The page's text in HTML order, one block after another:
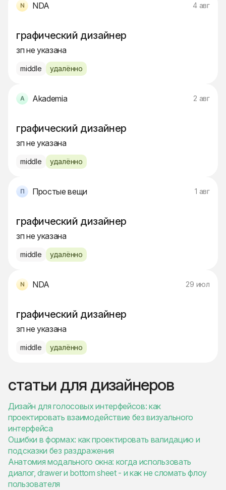
NDA 4 авг
графический дизайнер
зп не указана
middle удалённо
Akademia 2 авг
графический дизайнер
зп не указана
middle удалённо
Простые вещи 1 авг
графический дизайнер
зп не указана
middle удалённо
NDA 29 июл
графический дизайнер
зп не указана
middle удалённо
статьи для дизайнеров
Дизайн для голосовых интерфейсов: как
проектировать взаимодействие без визуального
интерфейса
Ошибки в формах: как проектировать валидацию и
подсказки без раздражения
Анатомия модального окна: когда использовать
диалог, drawer и bottom sheet - и как не сломать флоу
пользователя